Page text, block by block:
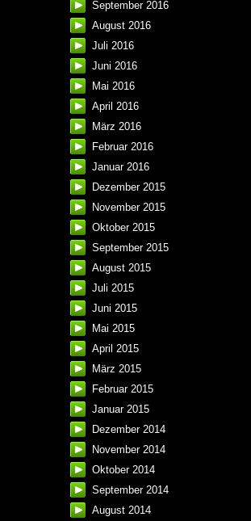
September 2016
August 2016
Juli 2016
Juni 2016
Mai 2016
April 2016
März 2016
Februar 2016
Januar 2016
Dezember 2015
November 2015
Oktober 2015
September 2015
August 2015
Juli 2015
Juni 2015
Mai 2015
April 2015
März 2015
Februar 2015
Januar 2015
Dezember 2014
November 2014
Oktober 2014
September 2014
August 2014